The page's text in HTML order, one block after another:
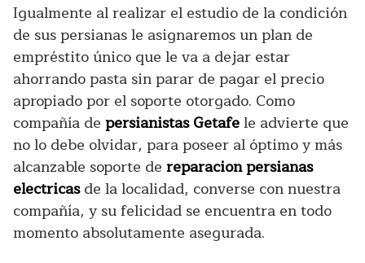
Igualmente al realizar el estudio de la condición
de sus persianas le asignaremos un plan de
empréstito único que le va a dejar estar
ahorrando pasta sin parar de pagar el precio
apropiado por el soporte otorgado. Como
compañía de persianistas Getafele advierte que
no lo debe olvidar, para poseer al óptimo y más
alcanzable soporte de reparacion persianas
electricasde la localidad, converse con nuestra
compañía, y su felicidad se encuentra en todo
momento absolutamente asegurada.